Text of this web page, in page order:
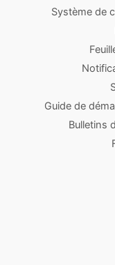
Système de
Guide de
Bulletins